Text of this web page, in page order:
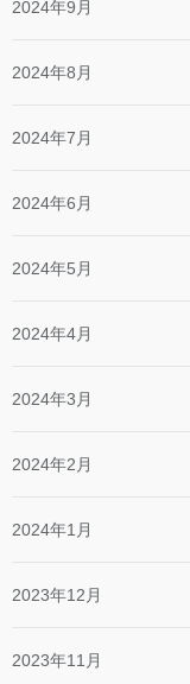
2024年9月
2024年8月
2024年7月
2024年6月
2024年5月
2024年4月
2024年3月
2024年2月
2024年1月
2023年12月
2023年11月